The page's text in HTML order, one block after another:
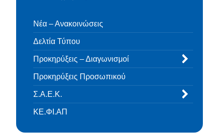
Νέα – Ανακοινώσεις
Δελτία Τύπου
Προκηρύξεις – Διαγωνισμοί
Προκηρύξεις Προσωπικού
Σ.Α.Ε.Κ.
ΚΕ.ΦΙ.ΑΠ